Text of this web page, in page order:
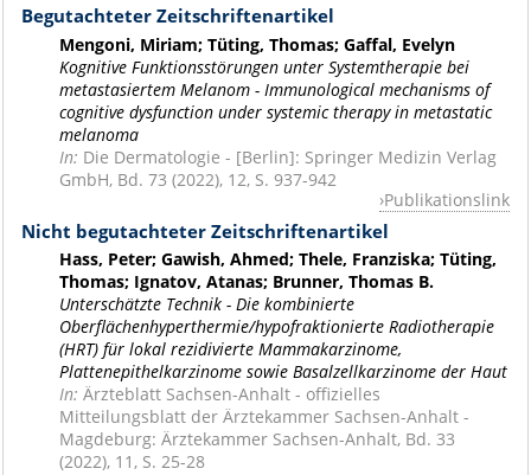
Begutachteter Zeitschriftenartikel
Mengoni, Miriam; Tüting, Thomas; Gaffal, Evelyn
Kognitive Funktionsstörungen unter Systemtherapie bei
metastasiertem Melanom - Immunological mechanisms of
cognitive dysfunction under systemic therapy in metastatic
melanoma
In: Die Dermatologie - [Berlin]: Springer Medizin Verlag
GmbH, Bd. 73 (2022), 12, S. 937-942
Publikationslink
Nicht begutachteter Zeitschriftenartikel
Hass, Peter; Gawish, Ahmed; Thele, Franziska; Tüting,
Thomas; Ignatov, Atanas; Brunner, Thomas B.
Unterschätzte Technik - Die kombinierte
Oberflächenhyperthermie/hypofraktionierte Radiotherapie
(HRT) für lokal rezidivierte Mammakarzinome,
Plattenepithelkarzinome sowie Basalzellkarzinome der Haut
In: Ärzteblatt Sachsen-Anhalt - offizielles
Mitteilungsblatt der Ärztekammer Sachsen-Anhalt -
Magdeburg: Ärztekammer Sachsen-Anhalt, Bd. 33
(2022), 11, S. 25-28